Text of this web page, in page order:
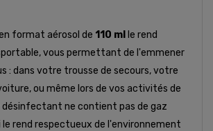
format aérosol de 110 ml le rend
vous permettant de l'emmener
: dans votre trousse de secours, votre
ou même lors de vos activités de
désinfectant ne contient pas de gaz
le rend respectueux de l'environnement